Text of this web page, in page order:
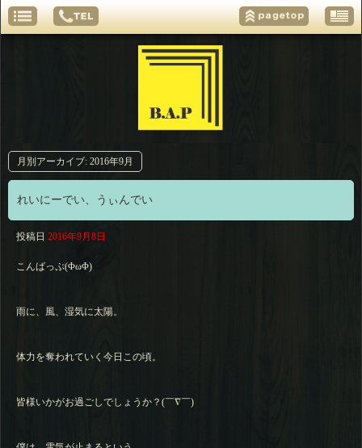
月別アーカイブ: 2016年9月
れいにーでい、うぃんでい
投稿日 2016年9月8日
こんばっぷ(ΦωΦ)
雨に、風、湿気に太陽。
体力を奪われていく今日この頃。
皆様いかがお過ごしでしょうか？(￣∇￣)